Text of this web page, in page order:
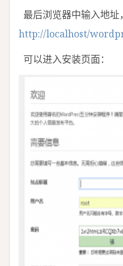
最后浏览器中输入地址
http://localhost/
可以进入安装页面：